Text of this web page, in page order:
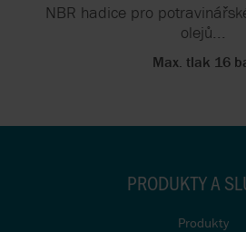
NBR hadice pro
olejů...
Max. tlak 16
PRODUKTY A
Produkty